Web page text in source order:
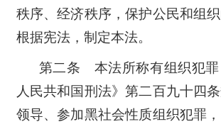
秩序、经济秩序，保护公民和组织
根据宪法，制定本法。
第二条 本法所称有组织犯罪
人民共和国刑法》第二百九十四条
领导、参加黑社会性质组织犯罪